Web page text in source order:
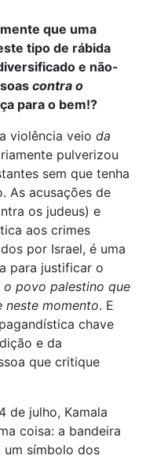
que uma
tipo de rábida
e não-
contra o
para o bem!?
violência veio da
pulverizou
sem que tenha
As acusações de
os judeus) e
aos crimes
por Israel, é uma
para justificar o
o povo palestino que
neste momento. E
chave
e da
que critique
de julho, Kamala
coisa: a bandeira
símbolo dos